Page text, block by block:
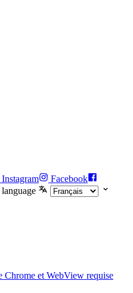
Instagram
Facebook
language
Chrome et WebView requise